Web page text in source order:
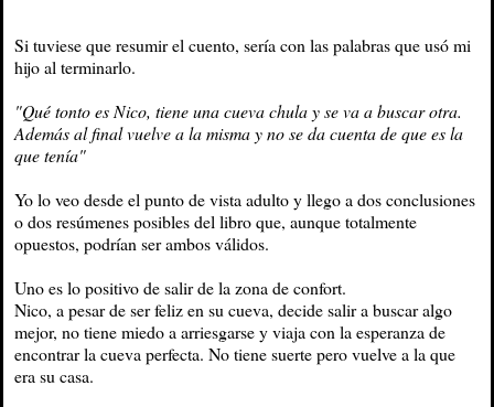
Si tuviese que resumir el cuento, sería con las palabras que usó mi
hijo al terminarlo.
"Qué tonto es Nico, tiene una cueva chula y se va a buscar otra.
Además al final vuelve a la misma y no se da cuenta de que es la
que tenía"
Yo lo veo desde el punto de vista adulto y llego a dos conclusiones
o dos resúmenes posibles del libro que, aunque totalmente
opuestos, podrían ser ambos válidos.
Uno es lo positivo de salir de la zona de confort.
Nico, a pesar de ser feliz en su cueva, decide salir a buscar algo
mejor, no tiene miedo a arriesgarse y viaja con la esperanza de
encontrar la cueva perfecta. No tiene suerte pero vuelve a la que
era su casa.